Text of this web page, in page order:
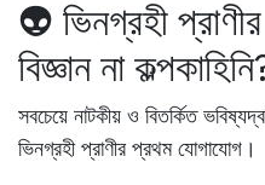
👽 ভিনগ্রহী
বিজ্ঞান না
সবচেয়ে নাটকীয় ও বিতর্কিত
ভিনগ্রহী প্রাণীর প্রথম যোগাযোগ ।